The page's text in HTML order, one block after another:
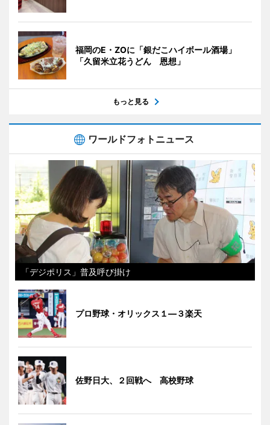
福岡のE・ZOに「銀だこハイボール酒場」
「久留米立花うどん 恩想」
もっと見る
ワールドフォトニュース
「デジポリス」普及呼び掛け
プロ野球・オリックス１―３楽天
佐野日大、２回戦へ 高校野球